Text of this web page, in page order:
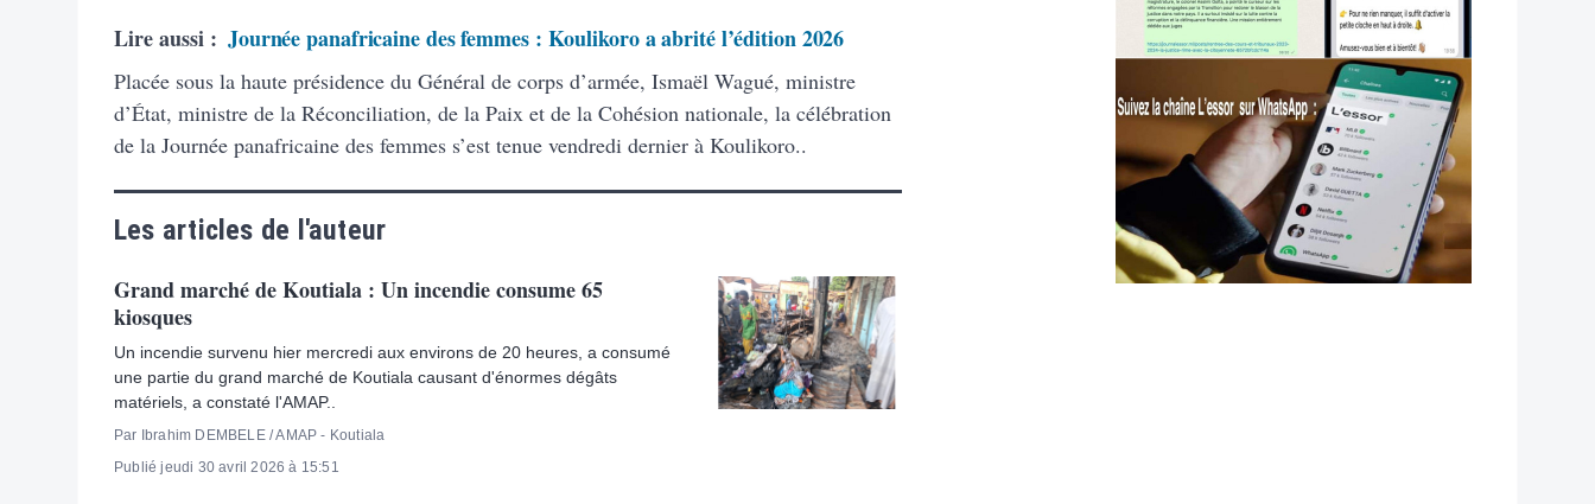
Lire aussi : Journée panafricaine des femmes : Koulikoro a abrité l’édition 2026
Placée sous la haute présidence du Général de corps d’armée, Ismaël Wagué, ministre
d’État, ministre de la Réconciliation, de la Paix et de la Cohésion nationale, la célébration
de la Journée panafricaine des femmes s’est tenue vendredi dernier à Koulikoro..
Les articles de l'auteur
Grand marché de Koutiala : Un incendie consume 65
kiosques
Un incendie survenu hier mercredi aux environs de 20 heures, a consumé
une partie du grand marché de Koutiala causant d'énormes dégâts
matériels, a constaté l'AMAP..
Par Ibrahim DEMBELE / AMAP - Koutiala
Publié jeudi 30 avril 2026 à 15:51